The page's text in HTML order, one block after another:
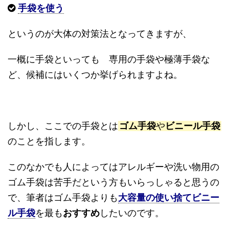
手袋を使う
というのが大体の対策法となってきますが、
一概に手袋といっても 専用の手袋や極薄手袋な
ど、候補にはいくつか挙げられますよね。
しかし、ここでの手袋とは ゴム手袋や ビニール手袋
のことを指します。
このなかでも人によってはアレルギーや洗い物用の
ゴム手袋は苦手だという方もいらっしゃると思うの
で、筆者はゴム手袋よりも大容量の使い捨てビニー
ル手袋を最もおすすめ したいのです。